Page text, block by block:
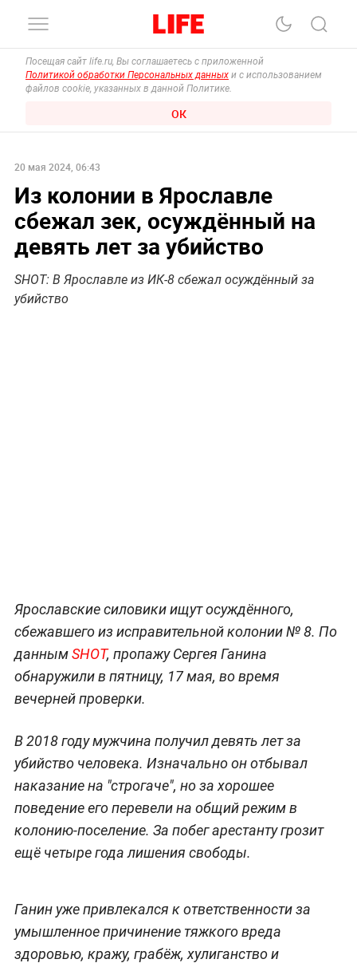
Посещая сайт life.ru, Вы соглашаетесь с приложенной
Политикой обработки Персональных данных и с использованием
файлов cookie, указанных в данной Политике.
ОК
20 мая 2024, 06:43
Из колонии в Ярославле
сбежал зек, осуждённый на
девять лет за убийство
SHOT: В Ярославле из ИК-8 сбежал осуждённый за
убийство
Ярославские силовики ищут осуждённого,
сбежавшего из исправительной колонии № 8. По
даннымSHOT, пропажу Сергея Ганина
обнаружили в пятницу, 17 мая, во время
вечерней проверки.
В 2018 году мужчина получил девять лет за
убийство человека. Изначально он отбывал
наказание на "строгаче", но за хорошее
поведение его перевели на общий режим в
колонию-поселение. За побег арестанту грозит
ещё четыре года лишения свободы.
Ганин уже привлекался к ответственности за
умышленное причинение тяжкого вреда
здоровью, кражу, грабёж, хулиганство и